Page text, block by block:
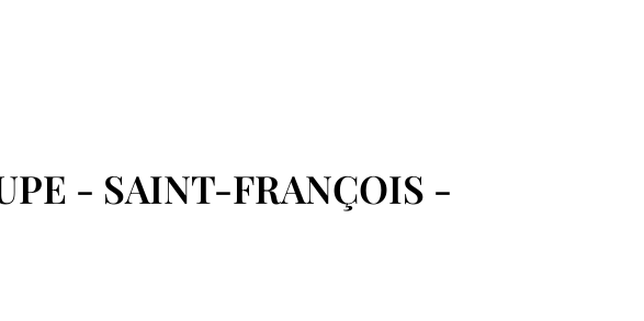
- SAINT-FRANÇOIS -